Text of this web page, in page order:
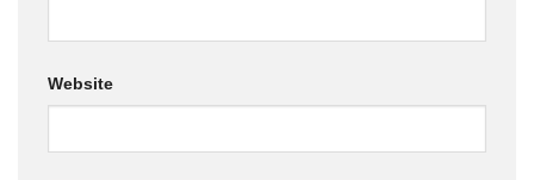
Website